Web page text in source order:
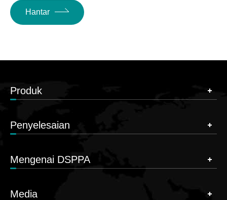
Hantar
Produk
Penyelesaian
Mengenai DSPPA
Media